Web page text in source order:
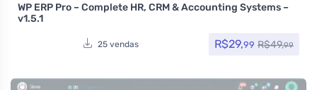
WP ERP Pro – Complete HR, CRM & Accounting Systems –
v1.5.1
25 vendas R$29,99 R$49,99